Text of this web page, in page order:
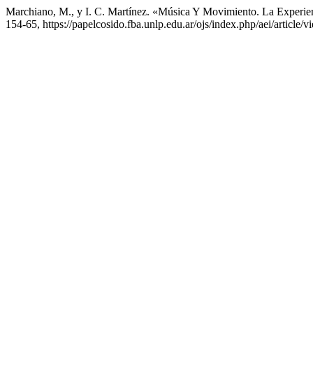
Marchiano, M., y I. C. Martínez. «Música Y Movimiento. La
154-65, https://papelcosido.fba.unlp.edu.ar/ojs/index.php/aei/article/